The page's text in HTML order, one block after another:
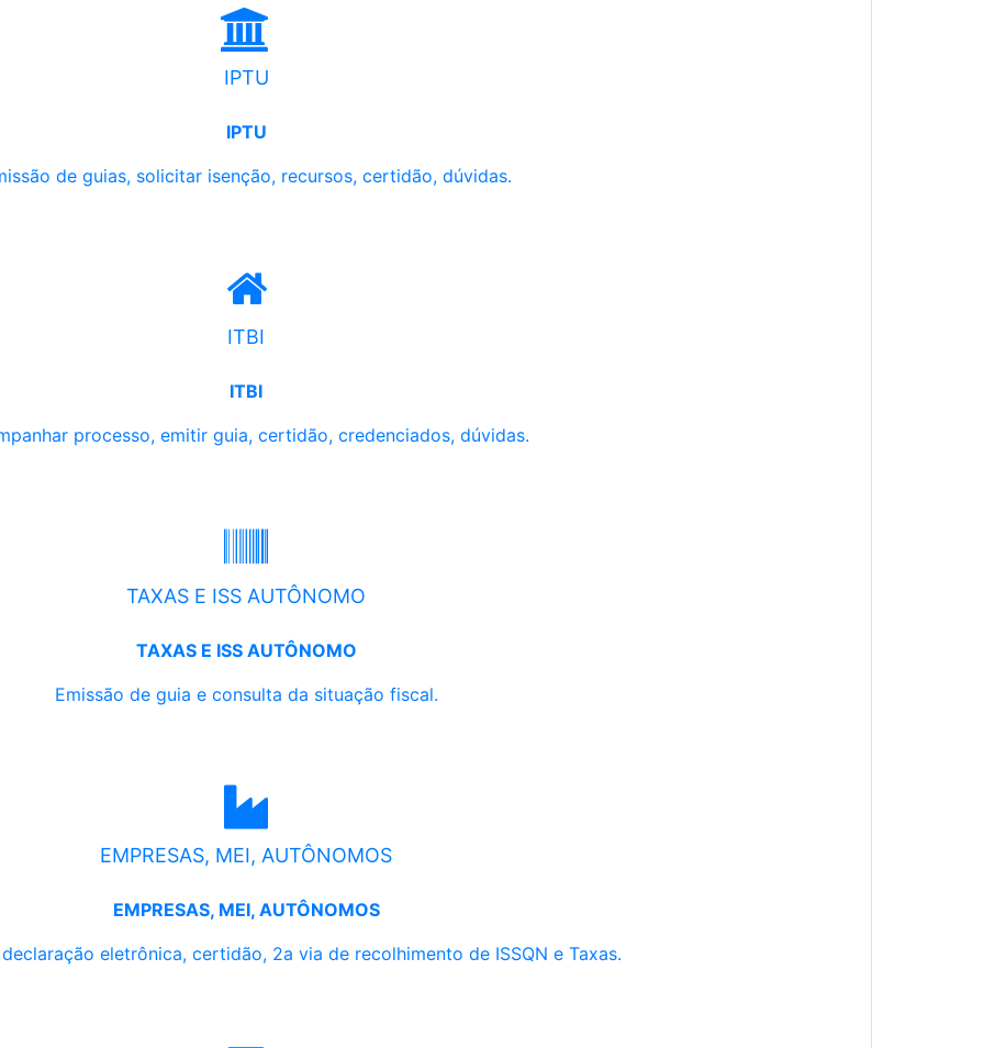
IPTU
IPTU
de guias, solicitar isenção, recursos, certidão, dúvidas.
ITBI
ITBI
processo, emitir guia, certidão, credenciados, dúvidas.
TAXAS E ISS AUTÔNOMO
TAXAS E ISS AUTÔNOMO
Emissão de guia e consulta da situação fiscal.
EMPRESAS, MEI, AUTÔNOMOS
EMPRESAS, MEI, AUTÔNOMOS
eletrônica, certidão, 2a via de recolhimento de ISSQN e Taxas.